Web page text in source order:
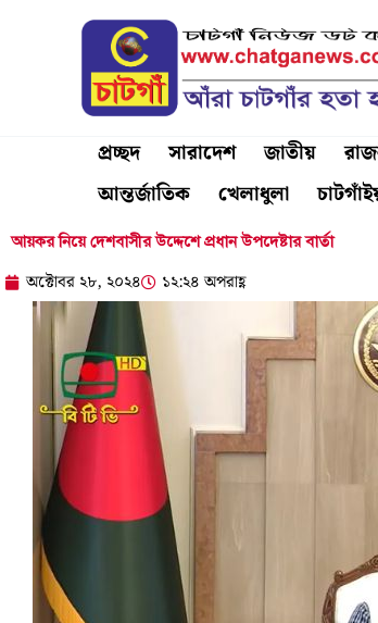
প্রচ্ছদ সারাদেশ জাতীয়
আন্তর্জাতিক
খেলাধুলা
আয়কর নিয়ে দেশবাসীর উদ্দেশে প্রধান উপদেষ্টার বার্তা
অক্টোবর ২৮, ২০২৪ ১২:২৪ অপরাহ্ণ